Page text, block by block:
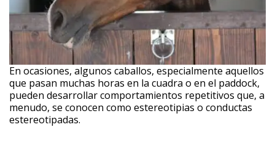
En ocasiones, algunos caballos, especialmente aquellos
que pasan muchas horas en la cuadra o en el paddock,
pueden desarrollar comportamientos repetitivos que, a
menudo, se conocen como estereotipias o conductas
estereotipadas.